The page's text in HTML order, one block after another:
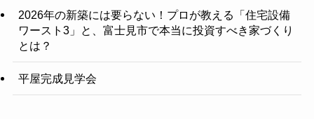
2026年の新築には要らない！プロが教える「住宅設備
ワースト3」と、富士見市で本当に投資すべき家づくり
とは？
平屋完成見学会